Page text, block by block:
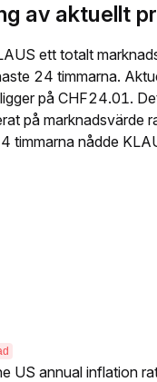
av aktuellt
ett totalt
24 timmarna.
på CHF24.01.
på marknadsvärde
timmarna nådde
US annual inflation